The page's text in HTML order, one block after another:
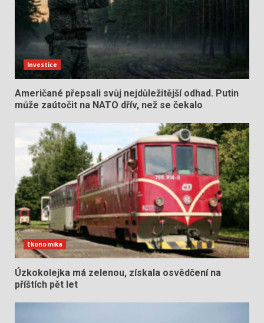
Investice
Američané přepsali svůj nejdůležitější odhad. Putin
může zaútočit na NATO dřív, než se čekalo
Ekonomika
Úzkokolejka má zelenou, získala osvědčení na
příštích pět let